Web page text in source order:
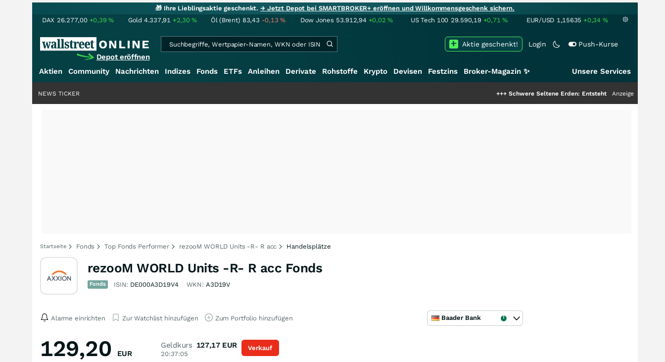
🎁 Ihre Lieblingsaktie geschenkt.→ Jetzt Depot bei SMARTBROKER+ eröffnen und Willkommensgeschenk sichern.
DAX 26.277,00 +0,39% Gold 4.337,91 +2,30% Öl (Brent) 83,43 -0,13% Dow Jones 53.912,94 +0,02% US Tech 100 29.590,19 +0,71% EUR/USD 1,15635 +0,34 %
Depot eröffnen
Login Push-Kurse
Aktie geschenkt!
Aktien Community Nachrichten Indizes Fonds ETFs Anleihen Derivate Rohstoffe Krypto Devisen Festzins Broker-Magazin ✨ Unsere Services
Schwere Seltene Erden: Entsteht hier die nächste
Anzeige
NEWS TICKER
Startseite Fonds Top Fonds Performer rezooM WORLD Units -R- R acc Handelsplätze
rezooM WORLD Units -R- R acc Fonds
Fonds ISIN: DE000A3D19V4 WKN: A3D19V
Alarme einrichten Zur Watchlist hinzufügen Zum Portfolio hinzufügen Baader Bank
129,20 EUR
Geldkurs
20:37:05
127,17 EUR Verkauf